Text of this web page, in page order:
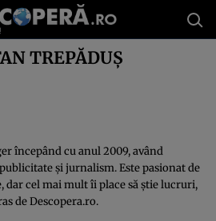
TREPĂDUȘ
începând cu anul 2009, având
și jurnalism. Este pasionat de
cel mai mult îi place să știe lucruri,
de Descopera.ro.